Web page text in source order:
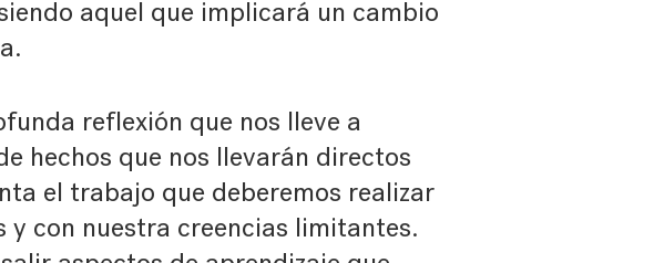
aquel que implicará un cambio
reflexión que nos lleve a
hechos que nos llevarán directos
el trabajo que deberemos realizar
y con nuestra creencias limitantes.